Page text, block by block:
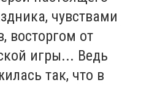
чувствами
восторгом от
игры... Ведь
так, что в